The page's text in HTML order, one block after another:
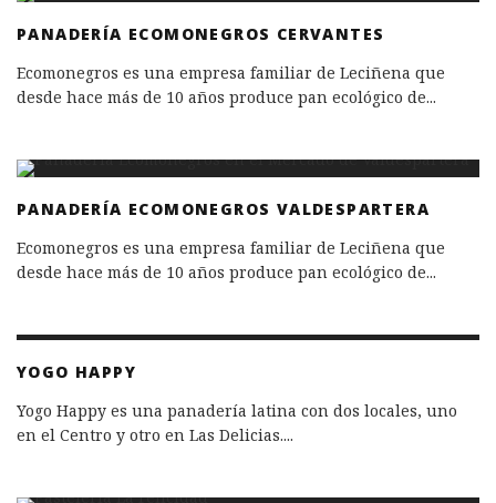
PANADERÍA ECOMONEGROS CERVANTES
Ecomonegros es una empresa familiar de Leciñena que
desde hace más de 10 años produce pan ecológico de...
PANADERÍA ECOMONEGROS VALDESPARTERA
Ecomonegros es una empresa familiar de Leciñena que
desde hace más de 10 años produce pan ecológico de...
YOGO HAPPY
Yogo Happy es una panadería latina con dos locales, uno
en el Centro y otro en Las Delicias....